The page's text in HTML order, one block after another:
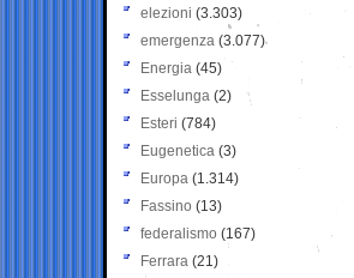
elezioni (3.303)
emergenza (3.077)
Energia (45)
Esselunga (2)
Esteri (784)
Eugenetica (3)
Europa (1.314)
Fassino (13)
federalismo (167)
Ferrara (21)